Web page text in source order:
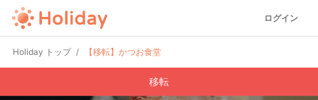
ログイン
Holiday トップ 【移転】かつお食堂
移転